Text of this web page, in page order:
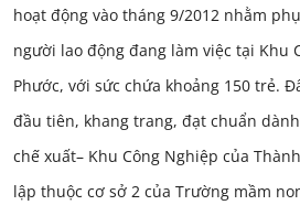
hoạt động vào tháng 9/2012 nhằm
người lao động đang làm việc tại Khu
Phước, với sức chứa khoảng 150 trẻ.
đầu tiên, khang trang, đạt chuẩn
chế xuất– Khu Công Nghiệp của
lập thuộc cơ sở 2 của Trường mầm